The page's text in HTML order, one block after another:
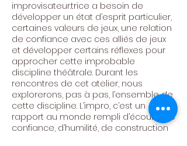
improvisateur.trice a besoin de
développer un état d’esprit particulier,
certaines valeurs de jeux, une relation
de confiance avec ces alliés de jeux
et développer certains réflexes pour
approcher cette improbable
discipline théâtrale. Durant les
rencontres de cet atelier, nous
explorerons, pas à pas, l’ensemble de
cette discipline. L’impro, c’est un
rapport au monde rempli d’écoute, de
confiance, d’humilité, de construction